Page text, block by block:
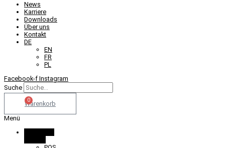
News
Karriere
Downloads
Über uns
Kontakt
DE
EN
FR
PL
Facebook-f Instagram
Suche
0
Warenkorb
Menü